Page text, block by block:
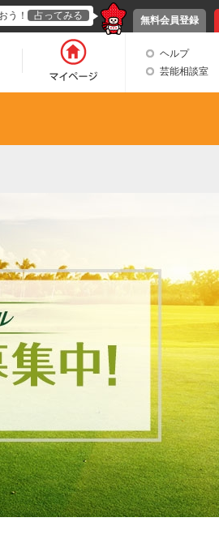
無料会員登録
う！ 占ってみる
ヘルプ
芸能相談室